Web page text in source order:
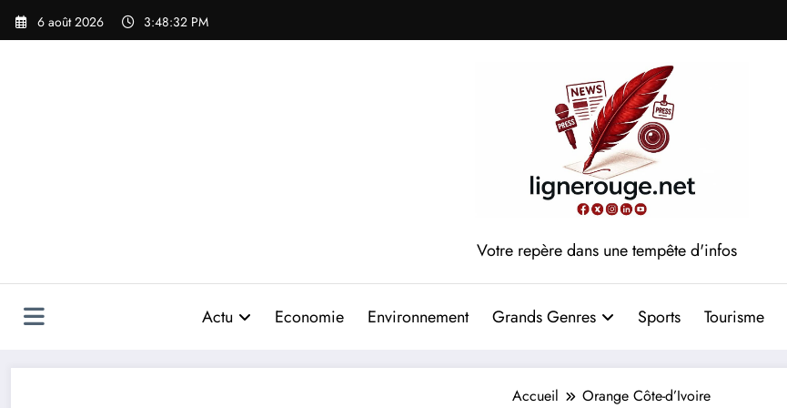
Aller
6 août 2026 3:48:33 PM
Votre repère dans une tempête d'infos
Actu Economie Environnement Grands Genres Sports Tourisme
Accueil Orange Côte-d’Ivoire